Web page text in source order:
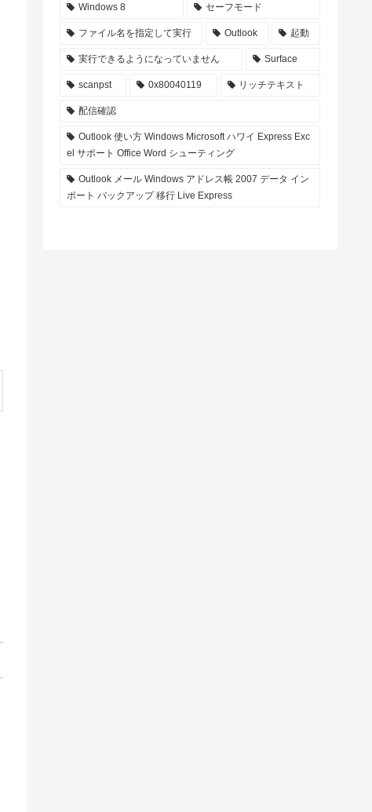
Windows 8 セーフモード
ファイル名を指定して実行 Outlook 起動
実行できるようになっていません Surface
scanpst 0x80040119 リッチテキスト
配信確認
Outlook 使い方 Windows Microsoft ハワイ Express Exc
el サポート Office Word シューティング
Outlook メール Windows アドレス帳 2007 データ イン
ポート バックアップ 移行 Live Express